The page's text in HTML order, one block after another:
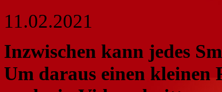
11.02.2021
Inzwischen kann jedes
Um daraus einen kleinen